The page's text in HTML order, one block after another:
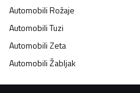
AutomobiliRožaje
AutomobiliTuzi
AutomobiliZeta
AutomobiliŽabljak